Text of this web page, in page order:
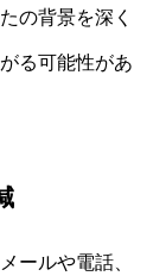
の背景を深く
る可能性があ
ールや電話、